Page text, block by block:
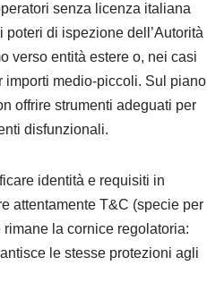
senza licenza italiana
di ispezione dell’Autorità
verso entità estere o, nei casi
importi medio-piccoli. Sul piano
offrire strumenti adeguati per
disfunzionali.
identità e requisiti in
attentamente T&C (specie per
la cornice regolatoria:
le stesse protezioni agli